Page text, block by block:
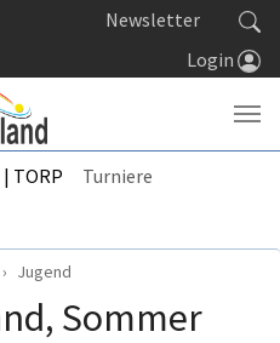
Newsletter
Login
TORP
Turniere
Jugend
Sommer